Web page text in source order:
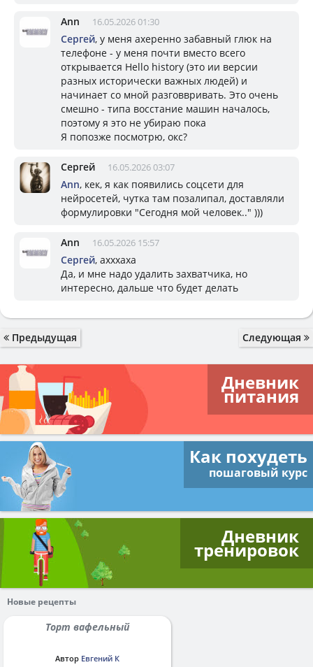
Ann 16.05.2026 01:30
Сергей, у меня ахеренно забавный глюк на
телефоне - у меня почти вместо всего
открывается Hello history (это ии версии
разных исторически важных людей) и
начинает со мной разговвривать. Это очень
смешно - типа восстание машин началось,
поэтому я это не убираю пока
Я попозже посмотрю, окс?
Сергей 16.05.2026 03:07
Ann, кек, я как появились соцсети для
нейросетей, чутка там позалипал, доставляли
формулировки "Сегодня мой человек.." )))
Ann 16.05.2026 15:57
Сергей, ахххаха
Да, и мне надо удалить захватчика, но
интересно, дальше что будет делать
Предыдущая Следующая
Дневник
питания
Как похудеть
пошаговый курс
Дневник
тренировок
Новые рецепты
Торт вафельный
Автор Евгений К